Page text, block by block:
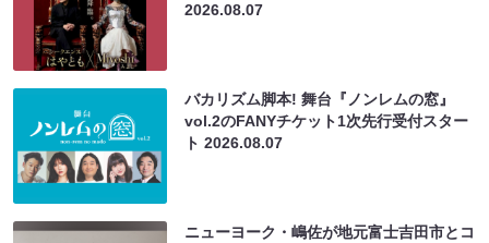
2026.08.07
バカリズム脚本! 舞台『ノンレムの窓』
vol.2のFANYチケット1次先行受付スター
ト2026.08.07
ニューヨーク・嶋佐が地元富士吉田市とコ